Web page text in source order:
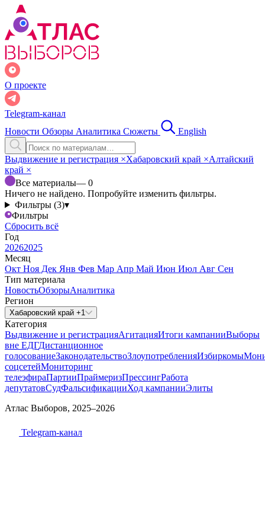
О проекте
Telegram-канал
Новости Обзоры Аналитика Сюжеты English
Выдвижение и регистрация ×Хабаровский край ×Алтайский
край ×
Все материалы— 0
Ничего не найдено. Попробуйте изменить фильтры.
Фильтры (3)▾
Фильтры
Сбросить всё
Год
20262025
Месяц
Окт Ноя Дек Янв Фев Мар Апр Май Июн Июл Авг Сен
Тип материала
НовостьОбзорыАналитика
Регион
Хабаровский край +1
Категория
Выдвижение и регистрацияАгитацияИтоги кампанииВыборы
вне ЕДГДистанционное
голосованиеЗаконодательствоЗлоупотребленияИзбиркомы
соцсетейМониторинг
телеэфираПартииПраймеризПрессингРабота
депутатовСудФальсификацииХод кампанииЭлиты
Атлас Выборов, 2025–2026
Telegram-канал